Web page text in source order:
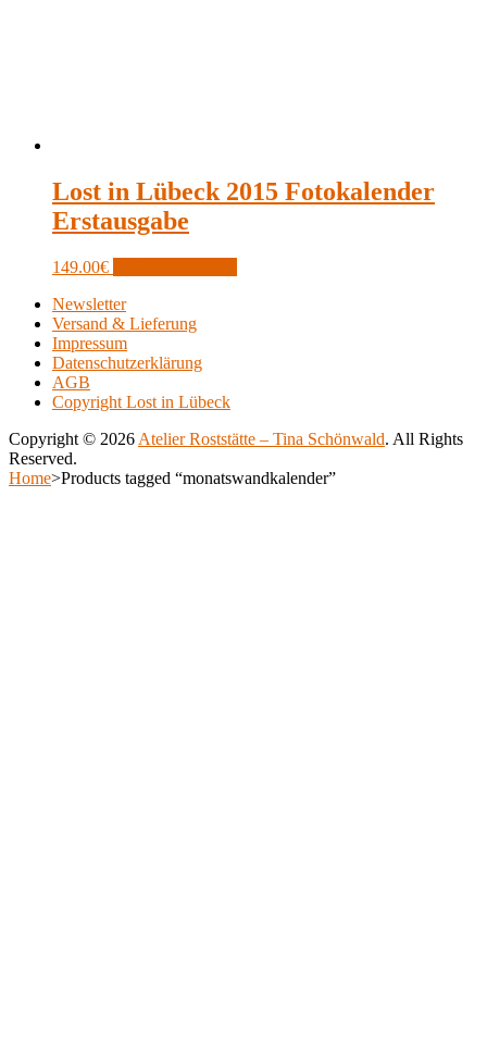
Lost in Lübeck 2015 Fotokalender
Erstausgabe
149.00€
Newsletter
Versand & Lieferung
Impressum
Datenschutzerklärung
AGB
Copyright Lost in Lübeck
Copyright © 2026 Atelier Roststätte – Tina Schönwald. All Rights
Reserved.
Scroll
Home>Products tagged “monatswandkalender”